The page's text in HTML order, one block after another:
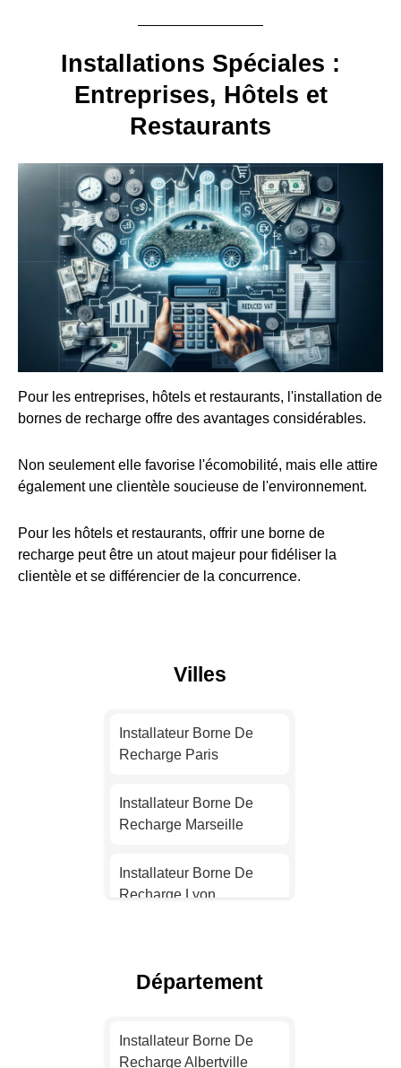
Installations Spéciales :
Entreprises, Hôtels et
Restaurants
Pour les entreprises, hôtels et restaurants, l'installation de
bornes de recharge offre des avantages considérables.
Non seulement elle favorise l'écomobilité, mais elle attire
également une clientèle soucieuse de l'environnement.
Pour les hôtels et restaurants, offrir une borne de
recharge peut être un atout majeur pour fidéliser la
clientèle et se différencier de la concurrence.
Villes
Installateur Borne De
Recharge Paris
Installateur Borne De
Recharge Marseille
Installateur Borne De
Recharge Lyon
Recharge Nice
Département
Installateur Borne De
Recharge Albertville